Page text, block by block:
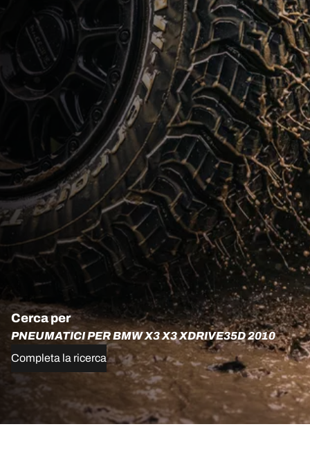
Cerca per
PNEUMATICI PER BMW X3 X3 XDRIVE35D 2010
Completa la ricerca